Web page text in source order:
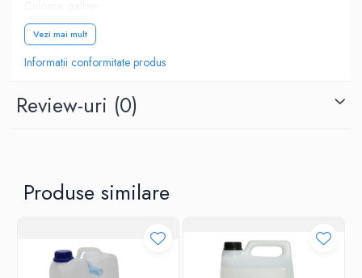
0W12
0W20
0W40
5W40
Cantitate: 1 litru
Protecție: până la -37°C (în amestec 50/50)
Compatibilitate: metale feroase și neferoase
Se diluează 50/50 cu apă distilată pentru protecție optimă.
Nu se amestecă cu alte tipuri de antigel.
Vezi mai mult
Informatii conformitate produs
Review-uri (0)
Produse similare